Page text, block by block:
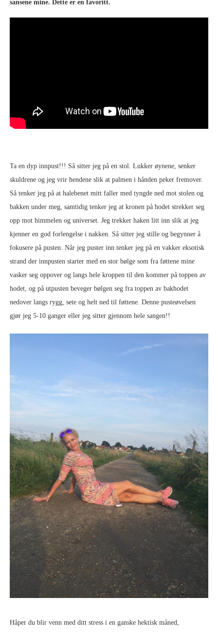
sansene mine. Dette er en favoritt.
Ta en dyp innpust!!! Så sitter jeg på en stol. Lukker øynene, senker
skuldrene og jeg vrir hendene slik at palmen i hånden peker fremover.
Så tenker jeg på at halebenet mitt faller med tyngde ned mot stolen og
bakken under meg, samtidig tenker jeg at kronen på hodet strekker seg
opp mot himmelen og universet. Jeg trekker haken litt inn slik at jeg
kjenner en god forlengelse i nakken. Så sitter jeg stille og begynner å
fokusere på pusten. Når jeg puster inn tenker jeg på en vakker eksotisk
strand der innpusten starter med en stor bølge som fra føttene mine
vasker seg oppover og langs hele kroppen til den kommer på toppen av
hodet, og på utpusten beveger bølgen seg fra toppen av bakhodet
nedover langs rygg, sete og helt ned til føttene. Denne pusteøvelsen
gjør jeg 5-10 ganger eller jeg sitter gjennom hele sangen!!
Håper du blir venn med ditt stress i en ganske hektisk måned,